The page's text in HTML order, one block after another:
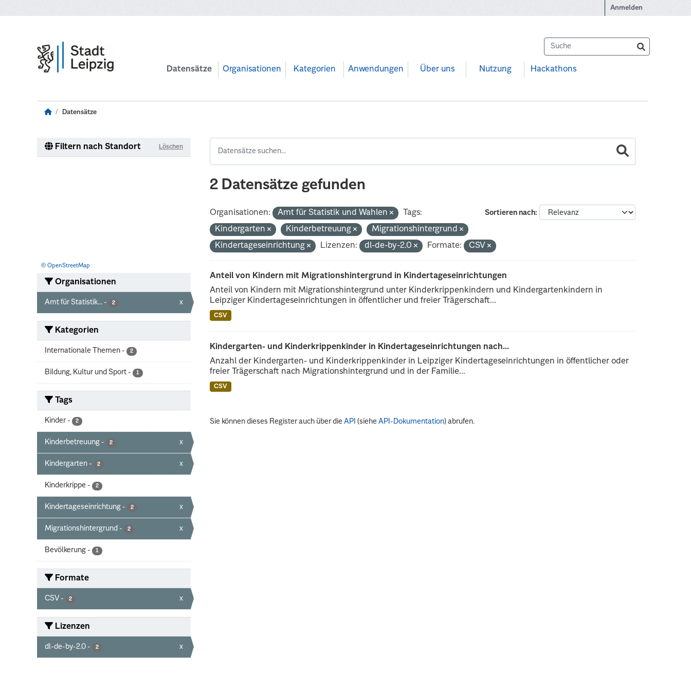
Anmelden
Datensätze Organisationen Kategorien Anwendungen Über uns Nutzung Hackathons
Datensätze
Filtern nach Standort Löschen
© OpenStreetMap
Organisationen
Amt für Statistik... - 2 x
Kategorien
Internationale Themen - 2
Bildung, Kultur und Sport - 1
Tags
Kinder - 2
Kinderbetreuung - 2 x
Kindergarten - 2 x
Kinderkrippe - 2
Kindertageseinrichtung - 2 x
Migrationshintergrund - 2 x
Bevölkerung - 1
Formate
CSV - 2 x
Lizenzen
dl-de-by-2.0 - 2 x
2 Datensätze gefunden
Sortieren nach
Organisationen: Amt für Statistik und Wahlen
Tags:
Kindergarten
Kinderbetreuung
Migrationshintergrund
Kindertageseinrichtung
Lizenzen: dl-de-by-2.0 Formate: CSV
Anteil von Kindern mit Migrationshintergrund in Kindertageseinrichtungen
Anteil von Kindern mit Migrationshintergrund unter Kinderkrippenkindern und Kindergartenkindern in
Leipziger Kindertageseinrichtungen in öffentlicher und freier Trägerschaft...
CSV
Kindergarten- und Kinderkrippenkinder in Kindertageseinrichtungen nach...
Anzahl der Kindergarten- und Kinderkrippenkinder in Leipziger Kindertageseinrichtungen in öffentlicher oder
freier Trägerschaft nach Migrationshintergrund und in der Familie...
CSV
Sie können dieses Register auch über dieAPI (sieheAPI-Dokumentation) abrufen.